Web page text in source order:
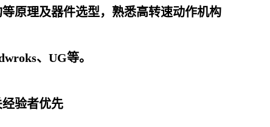
原理及器件选型，熟悉高转速动作机构
、UG等。
验者优先